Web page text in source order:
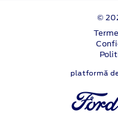
©
platformă